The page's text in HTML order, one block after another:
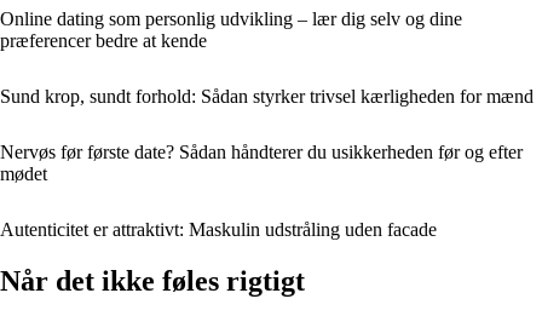
Online dating som personlig udvikling – lær dig selv og dine
præferencer bedre at kende
Sund krop, sundt forhold: Sådan styrker trivsel kærligheden for mænd
Nervøs før første date? Sådan håndterer du usikkerheden før og efter
mødet
Autenticitet er attraktivt: Maskulin udstråling uden facade
Når det ikke føles rigtigt